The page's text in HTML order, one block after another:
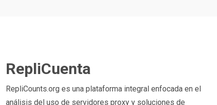
RepliCuenta
RepliCounts.org es una plataforma integral enfocada en el
análisis del uso de servidores proxy y soluciones de